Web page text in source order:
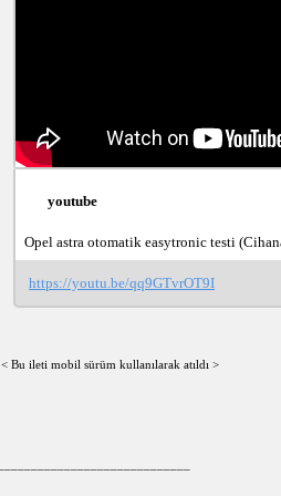
youtube
Opel astra otomatik easytronic testi
https://youtu.be/qq9GTvrOT9I
< Bu ileti mobil sürüm kullanılarak atıldı >